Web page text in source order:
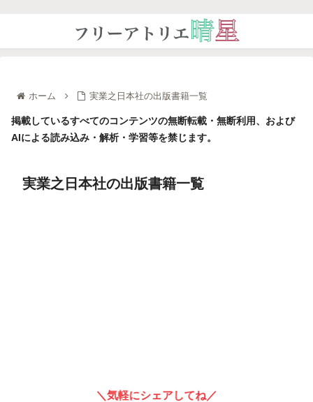
ホーム 実業之日本社の出版書籍一覧
掲載しているすべてのコンテンツの無断転載・無断利用、および
AIによる読み込み・解析・学習等を禁じます。
実業之日本社の出版書籍一覧
＼気軽にシェアしてね／